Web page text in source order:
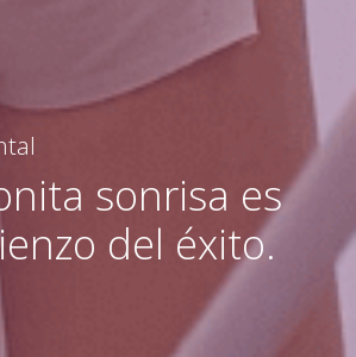
sonrisa es
del éxito.